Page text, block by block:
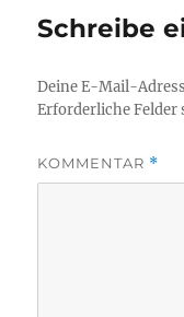
Schreibe
Deine E-Mail-
Erforderliche Felder
KOMMENTAR *